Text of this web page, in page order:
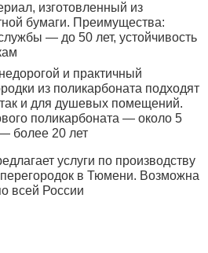
изготовленный из
бумаги. Преимущества:
— до 50 лет, устойчивость
и практичный
из поликарбоната подходят
так и для душевых помещений.
поликарбоната — около 5
более 20 лет
услуги по производству
перегородок в Тюмени. Возможна
всей России